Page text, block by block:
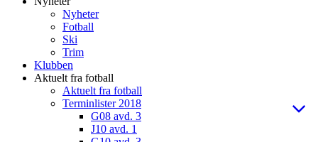
Nyheter
Fotball
Ski
Trim
Klubben
Aktuelt fra fotball
Aktuelt fra fotball
Terminlister 2018
G08 avd. 3
J10 avd. 1